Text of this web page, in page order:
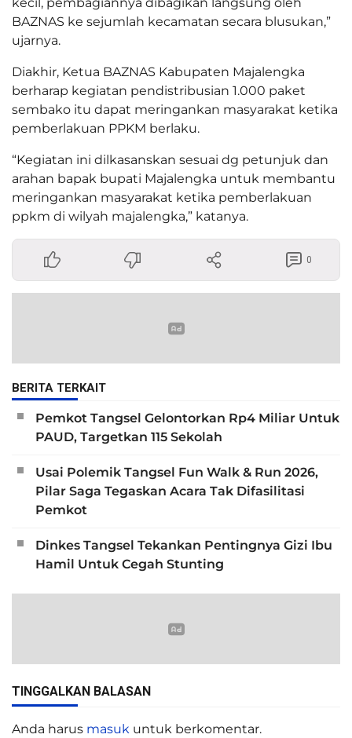
BAZNAS ke sejumlah kecamatan secara blusukan,”
ujarnya.
Diakhir, Ketua BAZNAS Kabupaten Majalengka
berharap kegiatan pendistribusian 1.000 paket
sembako itu dapat meringankan masyarakat ketika
pemberlakuan PPKM berlaku.
“Kegiatan ini dilkasanskan sesuai dg petunjuk dan
arahan bapak bupati Majalengka untuk membantu
meringankan masyarakat ketika pemberlakuan
ppkm di wilyah majalengka,” katanya.
0
BERITA TERKAIT
Pemkot Tangsel Gelontorkan Rp4 Miliar Untuk
PAUD, Targetkan 115 Sekolah
Usai Polemik Tangsel Fun Walk & Run 2026,
Pilar Saga Tegaskan Acara Tak Difasilitasi
Pemkot
Dinkes Tangsel Tekankan Pentingnya Gizi Ibu
Hamil Untuk Cegah Stunting
TINGGALKAN BALASAN
Anda harus masuk untuk berkomentar.